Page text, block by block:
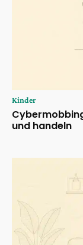
Kinder
und handeln